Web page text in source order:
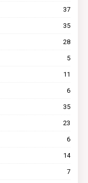
37
35
28
5
11
6
35
23
6
14
7